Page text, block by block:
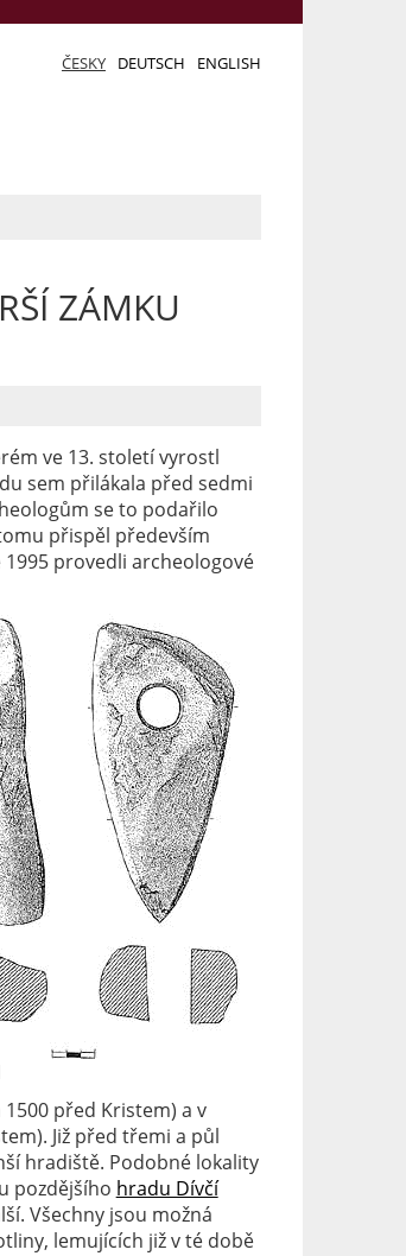
ČESKY DEUTSCH ENGLISH
ZÁMKU
ve 13. století vyrostl
sem přilákala před sedmi
se to podařilo
přispěl především
1995 provedli archeologové
před Kristem) a v
Již před třemi a půl
hradiště. Podobné lokality
pozdějšího hradu Dívčí
Všechny jsou možná
lemujících již v té době